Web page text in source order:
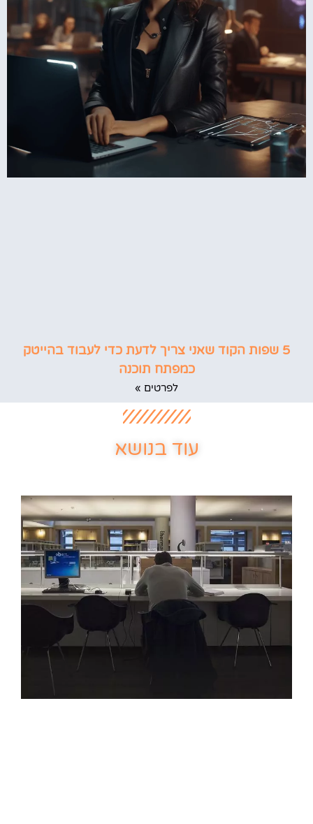
5 שפות הקוד שאני צריך לדעת כדי לעבוד בהייטק
כמפתח תוכנה
לפרטים »
עוד בנושא